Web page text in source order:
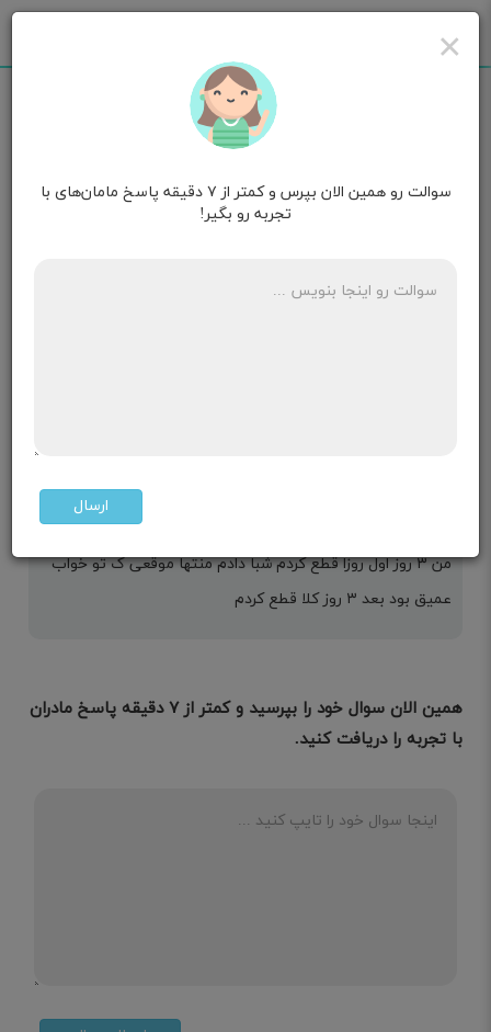
مامان علی اصغر ۳ سالگی
وابسته ست چطور این کار رو انجام بدم آیا یکدفعه یا اول
من ۳ روز اول روزا قطع کردم شبا دادم منتها موقعی ک تو خواب
عمیق بود بعد ۳ روز کلا قطع کردم
همین الان سوال خود را بپرسید و کمتر از ۷ دقیقه پاسخ مادران
با تجربه را دریافت کنید.
×
سوالت رو همین الان بپرس و کمتر از ۷ دقیقه پاسخ مامان‌های با
تجربه رو بگیر!
ارسال